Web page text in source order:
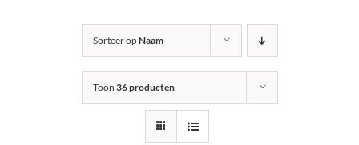
Sorteer opNaam
Toon 36 producten